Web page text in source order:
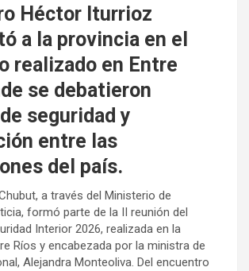
Héctor Iturrioz
a la provincia en el
realizado en Entre
se debatieron
seguridad y
entre las
del país.
a través del Ministerio de
formó parte de la II reunión del
Interior 2026, realizada en la
Ríos y encabezada por la ministra de
Alejandra Monteoliva. Del encuentro